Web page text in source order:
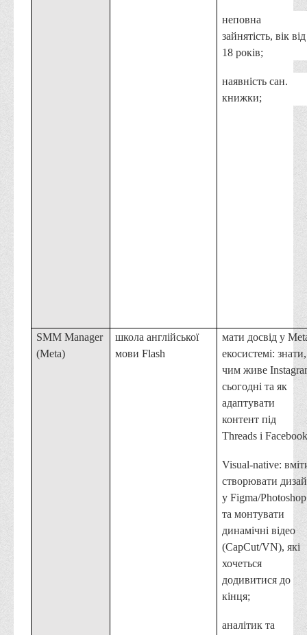
неповна
зайнятість, вік від
18 років;
наявність сан.
книжки;
SMM Manager
(Meta)
школа англійської
мови Flash
мати досвід у
екосистемі: знати,
чим живе
сьогодні та як
адаптувати
контент під
Threads і
Visual-native:
створювати
у Figma/Photoshop
та монтувати
динамічні відео
(CapCut/VN), які
хочеться
додивитися до
кінця;
аналітик та